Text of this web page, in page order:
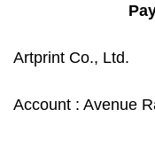
Artprint Co., Ltd.
Account : Avenue